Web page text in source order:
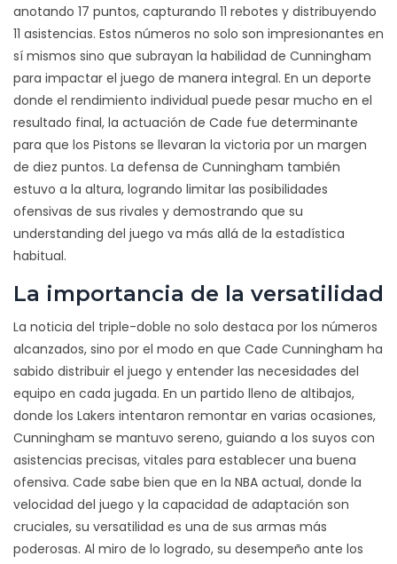
anotando 17 puntos, capturando 11 rebotes y distribuyendo
11 asistencias. Estos números no solo son impresionantes en
sí mismos sino que subrayan la habilidad de Cunningham
para impactar el juego de manera integral. En un deporte
donde el rendimiento individual puede pesar mucho en el
resultado final, la actuación de Cade fue determinante
para que los Pistons se llevaran la victoria por un margen
de diez puntos. La defensa de Cunningham también
estuvo a la altura, logrando limitar las posibilidades
ofensivas de sus rivales y demostrando que su
understanding del juego va más allá de la estadística
habitual.
La importancia de la versatilidad
La noticia del triple-doble no solo destaca por los números
alcanzados, sino por el modo en que Cade Cunningham ha
sabido distribuir el juego y entender las necesidades del
equipo en cada jugada. En un partido lleno de altibajos,
donde los Lakers intentaron remontar en varias ocasiones,
Cunningham se mantuvo sereno, guiando a los suyos con
asistencias precisas, vitales para establecer una buena
ofensiva. Cade sabe bien que en la NBA actual, donde la
velocidad del juego y la capacidad de adaptación son
cruciales, su versatilidad es una de sus armas más
poderosas. Al miro de lo logrado, su desempeño ante los